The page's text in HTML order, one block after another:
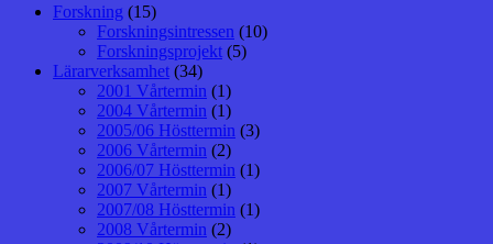
Forskning (15)
Forskningsintressen (10)
Forskningsprojekt (5)
Lärarverksamhet (34)
2001 Vårtermin (1)
2004 Vårtermin (1)
2005/06 Hösttermin (3)
2006 Vårtermin (2)
2006/07 Hösttermin (1)
2007 Vårtermin (1)
2007/08 Hösttermin (1)
2008 Vårtermin (2)